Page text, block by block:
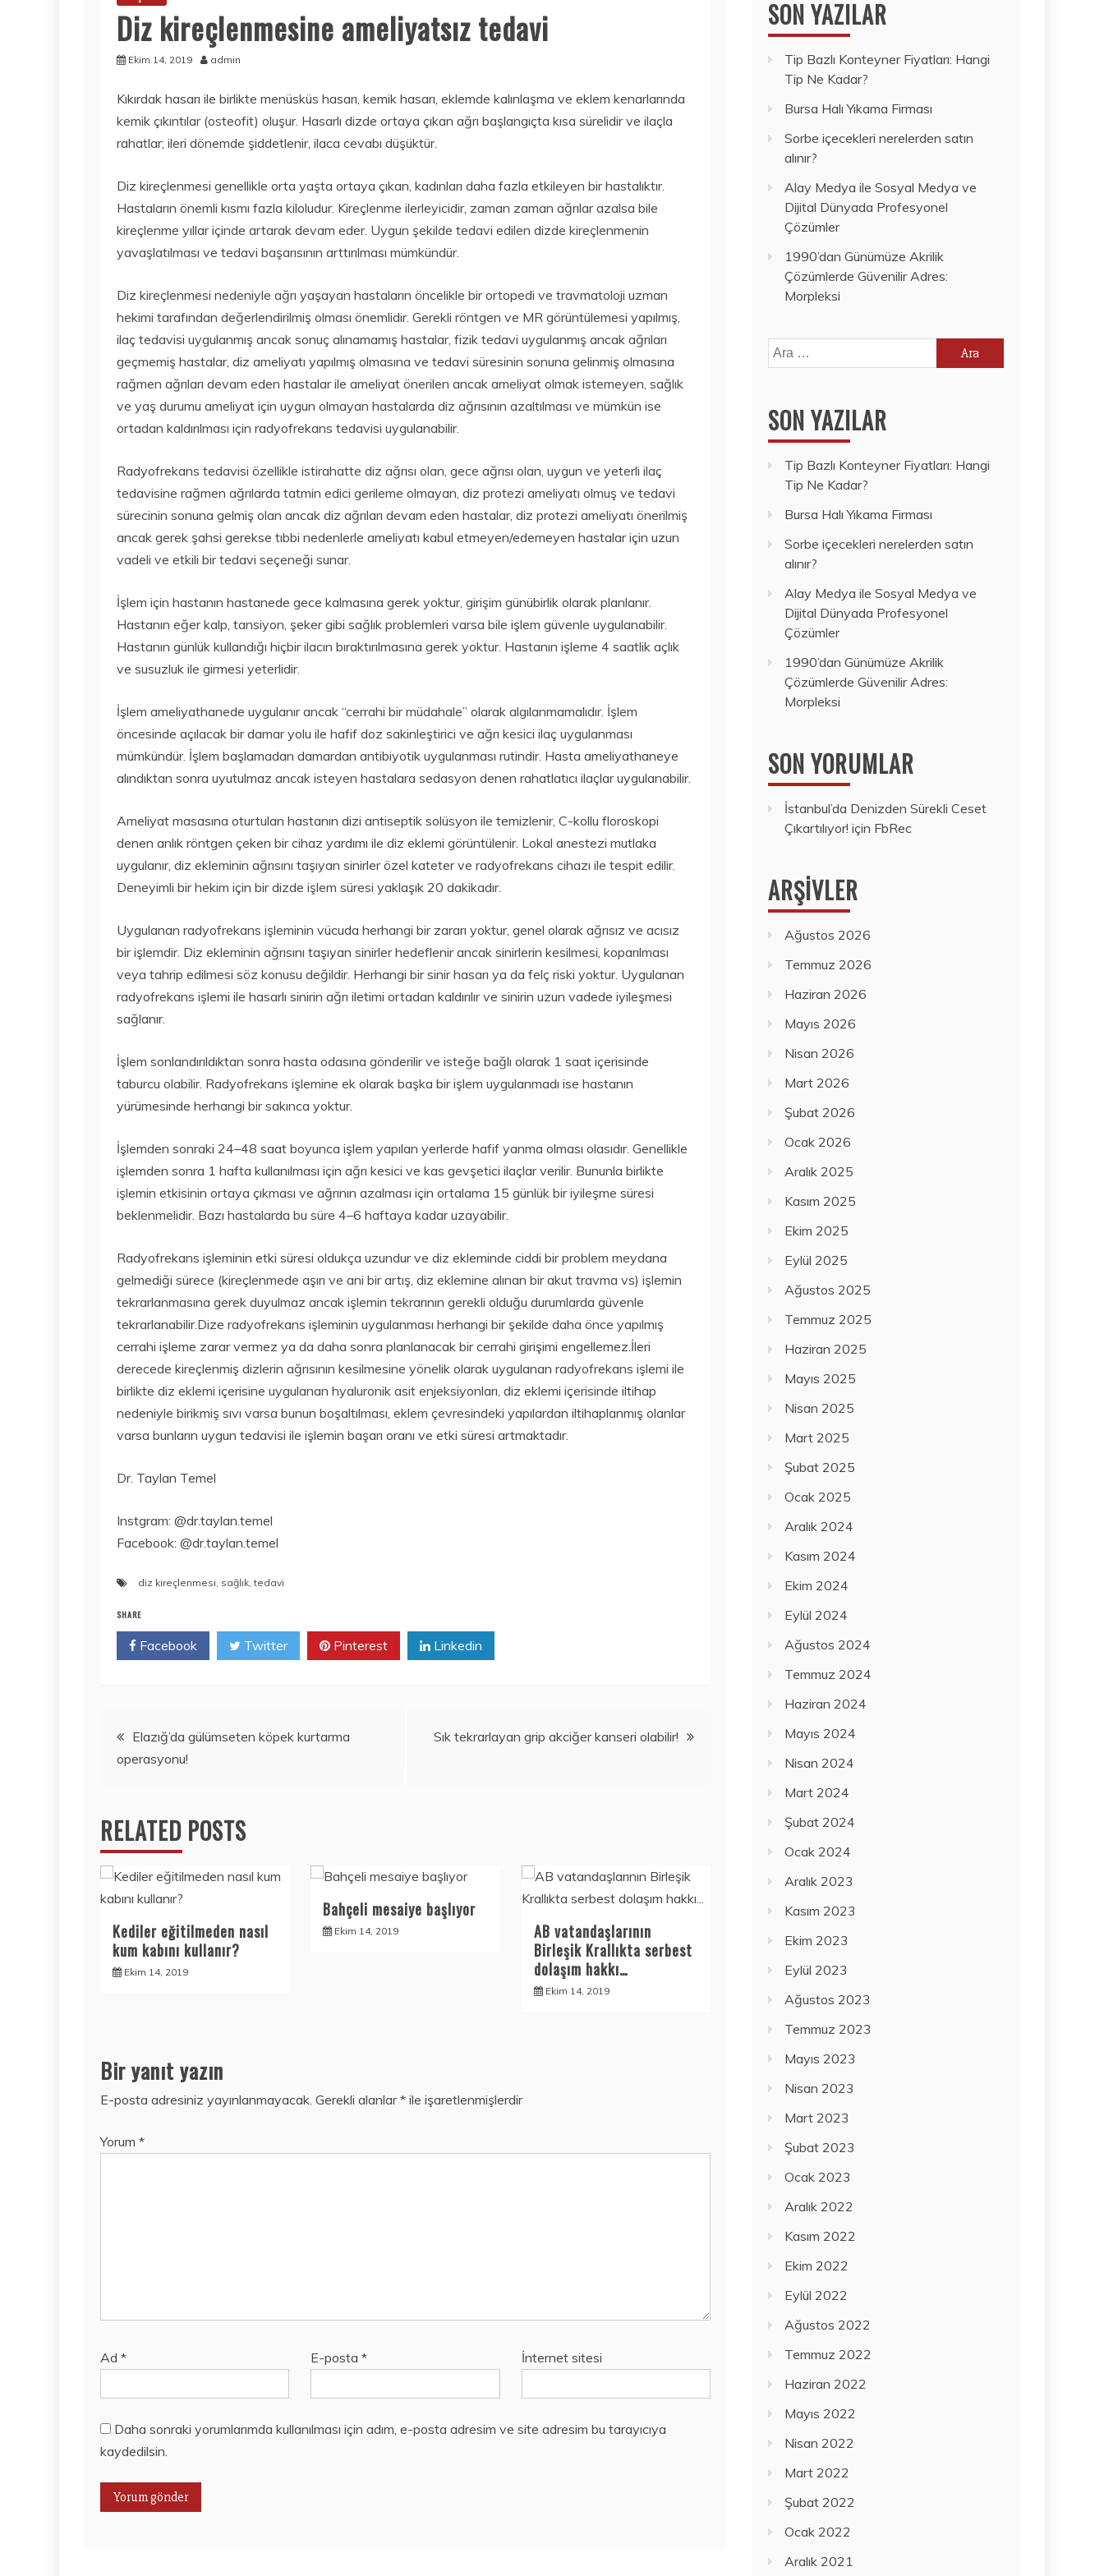
Diz kireçlenmesine ameliyatsız tedavi
Ekim 14, 2019 admin
Kıkırdak hasarı ile birlikte menüsküs hasarı, kemik hasarı, eklemde kalınlaşma ve eklem kenarlarında
kemik çıkıntılar (osteofit) oluşur. Hasarlı dizde ortaya çıkan ağrı başlangıçta kısa sürelidir ve ilaçla
rahatlar; ileri dönemde şiddetlenir, ilaca cevabı düşüktür.
Diz kireçlenmesi genellikle orta yaşta ortaya çıkan, kadınları daha fazla etkileyen bir hastalıktır.
Hastaların önemli kısmı fazla kiloludur. Kireçlenme ilerleyicidir, zaman zaman ağrılar azalsa bile
kireçlenme yıllar içinde artarak devam eder. Uygun şekilde tedavi edilen dizde kireçlenmenin
yavaşlatılması ve tedavi başarısının arttırılması mümkündür.
Diz kireçlenmesi nedeniyle ağrı yaşayan hastaların öncelikle bir ortopedi ve travmatoloji uzman
hekimi tarafından değerlendirilmiş olması önemlidir. Gerekli röntgen ve MR görüntülemesi yapılmış,
ilaç tedavisi uygulanmış ancak sonuç alınamamış hastalar, fizik tedavi uygulanmış ancak ağrıları
geçmemiş hastalar, diz ameliyatı yapılmış olmasına ve tedavi süresinin sonuna gelinmiş olmasına
rağmen ağrıları devam eden hastalar ile ameliyat önerilen ancak ameliyat olmak istemeyen, sağlık
ve yaş durumu ameliyat için uygun olmayan hastalarda diz ağrısının azaltılması ve mümkün ise
ortadan kaldırılması için radyofrekans tedavisi uygulanabilir.
Radyofrekans tedavisi özellikle istirahatte diz ağrısı olan, gece ağrısı olan, uygun ve yeterli ilaç
tedavisine rağmen ağrılarda tatmin edici gerileme olmayan, diz protezi ameliyatı olmuş ve tedavi
sürecinin sonuna gelmiş olan ancak diz ağrıları devam eden hastalar, diz protezi ameliyatı önerilmiş
ancak gerek şahsi gerekse tıbbi nedenlerle ameliyatı kabul etmeyen/edemeyen hastalar için uzun
vadeli ve etkili bir tedavi seçeneği sunar.
İşlem için hastanın hastanede gece kalmasına gerek yoktur, girişim günübirlik olarak planlanır.
Hastanın eğer kalp, tansiyon, şeker gibi sağlık problemleri varsa bile işlem güvenle uygulanabilir.
Hastanın günlük kullandığı hiçbir ilacın bıraktırılmasına gerek yoktur. Hastanın işleme 4 saatlik açlık
ve susuzluk ile girmesi yeterlidir.
İşlem ameliyathanede uygulanır ancak “cerrahi bir müdahale” olarak algılanmamalıdır. İşlem
öncesinde açılacak bir damar yolu ile hafif doz sakinleştirici ve ağrı kesici ilaç uygulanması
mümkündür. İşlem başlamadan damardan antibiyotik uygulanması rutindir. Hasta ameliyathaneye
alındıktan sonra uyutulmaz ancak isteyen hastalara sedasyon denen rahatlatıcı ilaçlar uygulanabilir.
Ameliyat masasına oturtulan hastanın dizi antiseptik solüsyon ile temizlenir, C-kollu floroskopi
denen anlık röntgen çeken bir cihaz yardımı ile diz eklemi görüntülenir. Lokal anestezi mutlaka
uygulanır, diz ekleminin ağrısını taşıyan sinirler özel kateter ve radyofrekans cihazı ile tespit edilir.
Deneyimli bir hekim için bir dizde işlem süresi yaklaşık 20 dakikadır.
Uygulanan radyofrekans işleminin vücuda herhangi bir zararı yoktur, genel olarak ağrısız ve acısız
bir işlemdir. Diz ekleminin ağrısını taşıyan sinirler hedeflenir ancak sinirlerin kesilmesi, koparılması
veya tahrip edilmesi söz konusu değildir. Herhangi bir sinir hasarı ya da felç riski yoktur. Uygulanan
radyofrekans işlemi ile hasarlı sinirin ağrı iletimi ortadan kaldırılır ve sinirin uzun vadede iyileşmesi
sağlanır.
İşlem sonlandırıldıktan sonra hasta odasına gönderilir ve isteğe bağlı olarak 1 saat içerisinde
taburcu olabilir. Radyofrekans işlemine ek olarak başka bir işlem uygulanmadı ise hastanın
yürümesinde herhangi bir sakınca yoktur.
İşlemden sonraki 24–48 saat boyunca işlem yapılan yerlerde hafif yanma olması olasıdır. Genellikle
işlemden sonra 1 hafta kullanılması için ağrı kesici ve kas gevşetici ilaçlar verilir. Bununla birlikte
işlemin etkisinin ortaya çıkması ve ağrının azalması için ortalama 15 günlük bir iyileşme süresi
beklenmelidir. Bazı hastalarda bu süre 4–6 haftaya kadar uzayabilir.
Radyofrekans işleminin etki süresi oldukça uzundur ve diz ekleminde ciddi bir problem meydana
gelmediği sürece (kireçlenmede aşırı ve ani bir artış, diz eklemine alınan bir akut travma vs) işlemin
tekrarlanmasına gerek duyulmaz ancak işlemin tekrarının gerekli olduğu durumlarda güvenle
tekrarlanabilir.Dize radyofrekans işleminin uygulanması herhangi bir şekilde daha önce yapılmış
cerrahi işleme zarar vermez ya da daha sonra planlanacak bir cerrahi girişimi engellemez.İleri
derecede kireçlenmiş dizlerin ağrısının kesilmesine yönelik olarak uygulanan radyofrekans işlemi ile
birlikte diz eklemi içerisine uygulanan hyaluronik asit enjeksiyonları, diz eklemi içerisinde iltihap
nedeniyle birikmiş sıvı varsa bunun boşaltılması, eklem çevresindeki yapılardan iltihaplanmış olanlar
varsa bunların uygun tedavisi ile işlemin başarı oranı ve etki süresi artmaktadır.
Dr. Taylan Temel
Instgram: @dr.taylan.temel
Facebook: @dr.taylan.temel
diz kireçlenmesi, sağlık,tedavi
SHARE
Facebook Twitter Pinterest Linkedin
Yazı
gezinmesi
Elazığ’da gülümseten köpek kurtarma
operasyonu!
Sık tekrarlayan grip akciğer kanseri olabilir!
RELATED POSTS
Kediler eğitilmeden nasıl
kum kabını kullanır?
Ekim 14, 2019
Bahçeli mesaiye başlıyor
Ekim 14, 2019
AB vatandaşlarının
Birleşik Krallıkta serbest
dolaşım hakkı…
Ekim 14, 2019
Bir yanıt yazın
E-posta adresiniz yayınlanmayacak. Gerekli alanlar* ile işaretlenmişlerdir
Yorum *
Ad * E-posta* İnternet sitesi
Daha sonraki yorumlarımda kullanılması için adım, e-posta adresim ve site adresim bu tarayıcıya
kaydedilsin.
SON YAZILAR
Tip Bazlı Konteyner Fiyatları: Hangi
Tip Ne Kadar?
Bursa Halı Yıkama Firması
Sorbe içecekleri nerelerden satın
alınır?
Alay Medya ile Sosyal Medya ve
Dijital Dünyada Profesyonel
Çözümler
1990’dan Günümüze Akrilik
Çözümlerde Güvenilir Adres:
Morpleksi
Arama:
SON YAZILAR
Tip Bazlı Konteyner Fiyatları: Hangi
Tip Ne Kadar?
Bursa Halı Yıkama Firması
Sorbe içecekleri nerelerden satın
alınır?
Alay Medya ile Sosyal Medya ve
Dijital Dünyada Profesyonel
Çözümler
1990’dan Günümüze Akrilik
Çözümlerde Güvenilir Adres:
Morpleksi
SON YORUMLAR
İstanbul’da Denizden Sürekli Ceset
Çıkartılıyor! için FbRec
ARŞIVLER
Ağustos 2026
Temmuz 2026
Haziran 2026
Mayıs 2026
Nisan 2026
Mart 2026
Şubat 2026
Ocak 2026
Aralık 2025
Kasım 2025
Ekim 2025
Eylül 2025
Ağustos 2025
Temmuz 2025
Haziran 2025
Mayıs 2025
Nisan 2025
Mart 2025
Şubat 2025
Ocak 2025
Aralık 2024
Kasım 2024
Ekim 2024
Eylül 2024
Ağustos 2024
Temmuz 2024
Haziran 2024
Mayıs 2024
Nisan 2024
Mart 2024
Şubat 2024
Ocak 2024
Aralık 2023
Kasım 2023
Ekim 2023
Eylül 2023
Ağustos 2023
Temmuz 2023
Mayıs 2023
Nisan 2023
Mart 2023
Şubat 2023
Ocak 2023
Aralık 2022
Kasım 2022
Ekim 2022
Eylül 2022
Ağustos 2022
Temmuz 2022
Haziran 2022
Mayıs 2022
Nisan 2022
Mart 2022
Şubat 2022
Ocak 2022
Aralık 2021